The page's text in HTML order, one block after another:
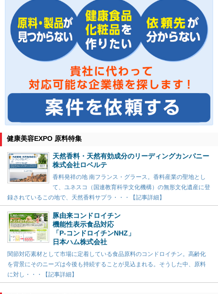
健康美容EXPO 原料特集
天然香料・天然有効成分のリーディングカンパニー
株式会社ロベルテ
香料発祥の地 南フランス・グラース。香料産業の聖地とし
て、ユネスコ（国連教育科学文化機構）の無形文化遺産に登
録されているこの地で、天然香料サプラ・・・【記事詳細】
豚由来コンドロイチン
機能性表示食品対応
「P-コンドロイチンNHZ」
日本ハム株式会社
関節対応素材として市場に定着している食品原料のコンドロイチン。高齢化
を背景にそのニーズは今後も持続することが見込まれる。そうした中、原料
に対し・・・【記事詳細】